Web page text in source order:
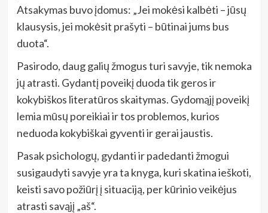
Atsakymas buvo įdomus: „Jei mokėsi kalbėti – jūsų
klausysis, jei mokėsit prašyti – būtinai jums bus
duota“.
Pasirodo, daug galių žmogus turi savyje, tik nemoka
jų atrasti. Gydantį poveikį duoda tik geros ir
kokybiškos literatūros skaitymas. Gydomąjį poveikį
lemia mūsų poreikiai ir tos problemos, kurios
neduoda kokybiškai gyventi ir gerai jaustis.
Pasak psichologų, gydanti ir padedanti žmogui
susigaudyti savyje yra ta knyga, kuri skatina ieškoti,
keisti savo požiūrį į situaciją, per kūrinio veikėjus
atrasti savąjį „aš“.